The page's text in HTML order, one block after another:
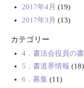
2017年4月 (19)
2017年3月 (13)
カテゴリー
4．書法会役員の
5．書道界情報 (18)
6．募集(11)